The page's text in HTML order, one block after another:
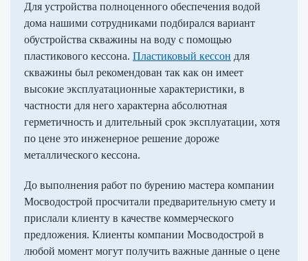
Для устройства полноценного обеспечения водой
дома нашими сотрудниками подбирался вариант
обустройства скважины на воду с помощью
пластикового кессона. Пластиковый кессон для
скважины был рекомендован так как он имеет
высокие эксплуатационные характеристики, в
частности для него характерна абсолютная
герметичность и длительный срок эксплуатации, хотя
по цене это инженерное решение дороже
металлического кессона.
До выполнения работ по бурению мастера компании
Мосводострой просчитали предварительную смету и
прислали клиенту в качестве коммерческого
предложения. Клиенты компании Мосводострой в
любой момент могут получить важные данные о цене